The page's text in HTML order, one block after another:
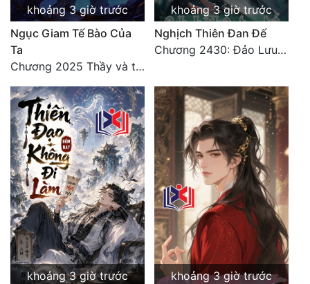
Đẹp
Đẹp Hiệp
Tính Cách Nhân Vật :
Cơ Trí
Sát Phạt Quyết Đoán
Vô Sỉ
Điềm Đạm
khoảng 3 giờ trước
Ngục Giam Tế Bào Của
Ta
Chương 2025 Thầy và trò
khoảng 3 giờ trước
Nghịch Thiên Đan Đế
Chương 2430: Đảo Lưu Ly
khoảng 3 giờ trước
khoảng 3 giờ trước